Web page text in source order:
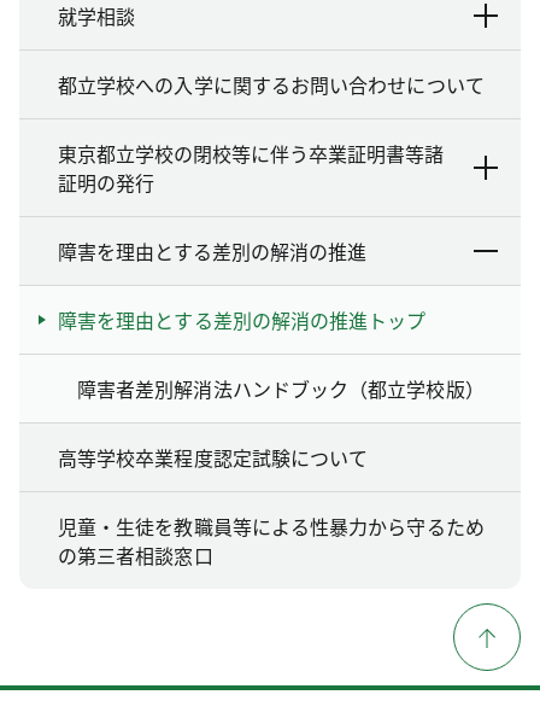
就学相談
都立学校への入学に関するお問い合わせについて
東京都立学校の閉校等に伴う卒業証明書等諸
証明の発行
障害を理由とする差別の解消の推進
障害を理由とする差別の解消の推進トップ
障害者差別解消法ハンドブック（都立学校版）
高等学校卒業程度認定試験について
児童・生徒を教職員等による性暴力から守るため
の第三者相談窓口